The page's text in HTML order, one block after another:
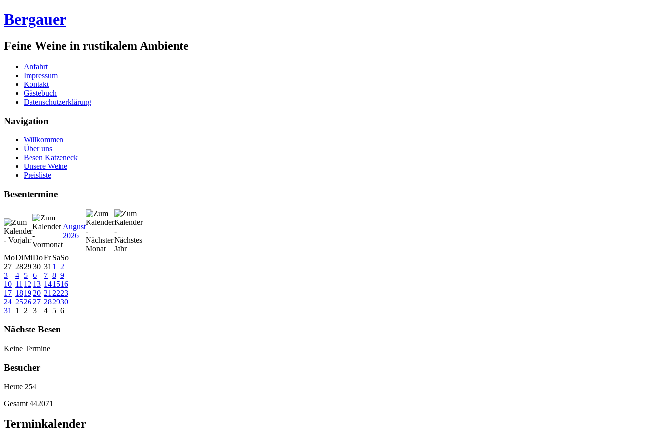
Bergauer
Feine Weine in rustikalem Ambiente
Anfahrt
Impressum
Kontakt
Gästebuch
Datenschutzerklärung
Navigation
Willkommen
Über uns
Besen Katzeneck
Unsere Weine
Preisliste
Besentermine
August
2026
MoDiMiDoFr SaSo
27 282930 31 1
2
3
4 5 6 7 8 9
10 11 12 13 141516
17 1819 20 21 2223
24 2526 27 282930
31
1 2 3 4 5 6
Nächste Besen
Keine Termine
Besucher
Heute 254
Gesamt 442071
Terminkalender